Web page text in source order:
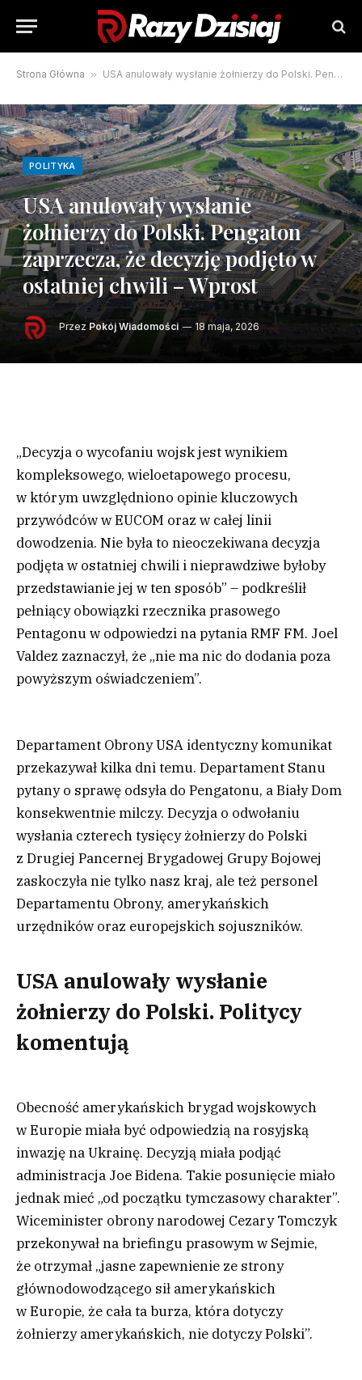
Strona Główna » USA anulowały wysłanie żołnierzy do Polski. Pengaton zaprzecza, że decyzję podjęto w ostatniej chwili – Wprost
POLITYKA
USA anulowały wysłanie
żołnierzy do Polski. Pengaton
zaprzecza, że decyzję podjęto w
ostatniej chwili – Wprost
Przez Pokój Wiadomości 18 maja, 2026
„Decyzja o wycofaniu wojsk jest wynikiem
kompleksowego, wieloetapowego procesu,
w którym uwzględniono opinie kluczowych
przywódców w EUCOM oraz w całej linii
dowodzenia. Nie była to nieoczekiwana decyzja
podjęta w ostatniej chwili i nieprawdziwe byłoby
przedstawianie jej w ten sposób” – podkreślił
pełniący obowiązki rzecznika prasowego
Pentagonu w odpowiedzi na pytania RMF FM. Joel
Valdez zaznaczył, że „nie ma nic do dodania poza
powyższym oświadczeniem”.
Departament Obrony USA identyczny komunikat
przekazywał kilka dni temu. Departament Stanu
pytany o sprawę odsyła do Pengatonu, a Biały Dom
konsekwentnie milczy. Decyzja o odwołaniu
wysłania czterech tysięcy żołnierzy do Polski
z Drugiej Pancernej Brygadowej Grupy Bojowej
zaskoczyła nie tylko nasz kraj, ale też personel
Departamentu Obrony, amerykańskich
urzędników oraz europejskich sojuszników.
USA anulowały wysłanie
żołnierzy do Polski. Politycy
komentują
Obecność amerykańskich brygad wojskowych
w Europie miała być odpowiedzią na rosyjską
inwazję na Ukrainę. Decyzją miała podjąć
administracja Joe Bidena. Takie posunięcie miało
jednak mieć „od początku tymczasowy charakter”.
Wiceminister obrony narodowej Cezary Tomczyk
przekonywał na briefingu prasowym w Sejmie,
że otrzymał „jasne zapewnienie ze strony
głównodowodzącego sił amerykańskich
w Europie, że cała ta burza, która dotyczy
żołnierzy amerykańskich, nie dotyczy Polski”.